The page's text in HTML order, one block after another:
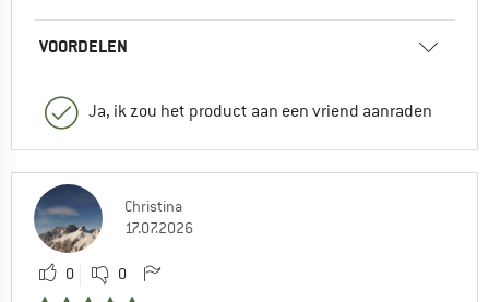
VOORDELEN
Ja, ik zou het product aan een vriend aanraden
Christina
17.07.2026
0 0